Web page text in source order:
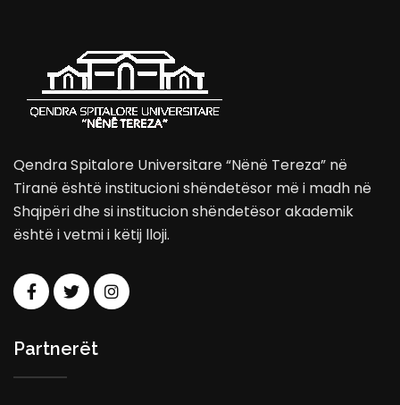
Qendra Spitalore Universitare “Nënë Tereza” në
Tiranë është institucioni shëndetësor më i madh në
Shqipëri dhe si institucion shëndetësor akademik
është i vetmi i këtij lloji.
Partnerët